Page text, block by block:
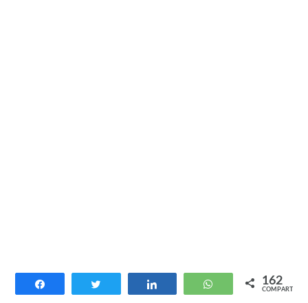
Todos estos medicamentos tienen efectos
Compartir Compartir WhatsApp162
COMPARTIR